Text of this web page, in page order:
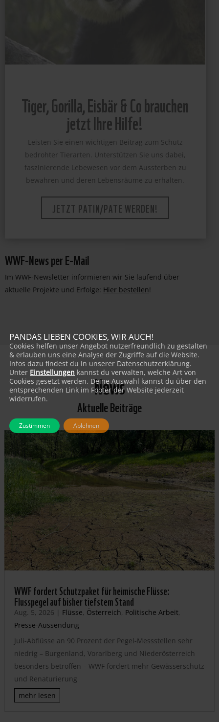
Tiger, Gorilla, Eisbär & Co brauchen
jetzt Ihre Hilfe!
Leisten Sie einen wichtigen Beitrag zum Schutz
bedrohter Tierarten. Unterstützen Sie uns dabei,
faszinierende Lebewesen vor dem Aussterben zu
bewahren und deren Lebensräume zu erhalten.
JETZT PATIN/PATE WERDEN!
WWF-News per E-Mail
Im WWF-Newsletter informieren wir Sie laufend über
aktuelle Projekte und Erfolge: Hier bestellen!
News
Aktuelle Beiträge
WWF fordert Schutzpaket für heimische Flüsse:
Flusspegel auf bisher tiefstem Stand
Aug. 5, 2026 | Flüsse, Österreich, Politische Arbeit,
Presse-Aussendung
Juli-Abflüsse an 90 Prozent der Pegel-Messstellen sehr
niedrig – Burgenland, Vorarlberg und Niederösterreich
besonders betroffen – WWF fordert mehr Gewässerschutz
und Renaturierung
mehr lesen
PANDAS LIEBEN COOKIES, WIR AUCH!
Cookies helfen unser Angebot nutzerfreundlich zu gestalten
& erlauben uns eine Analyse der Zugriffe auf die Website.
Infos dazu findest du in unserer Datenschutzerklärung.
Unter Einstellungen kannst du verwalten, welche Art von
Cookies gesetzt werden. Deine Auswahl kannst du über den
entsprechenden Link im Footer der Website jederzeit
widerrufen.
Zustimmen Ablehnen